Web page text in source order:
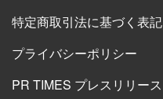
特定商取引法に基づく表記
プライバシーポリシー
PR TIMES プレスリリース